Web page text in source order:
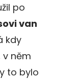
po
van
kdy
něm
to bylo